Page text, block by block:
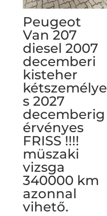
Peugeot
Van 207
diesel 2007
decemberi
kisteher
kétszemélye
s 2027
decemberig
érvényes
FRISS !!!!
müszaki
vizsga
340000 km
azonnal
vihető.